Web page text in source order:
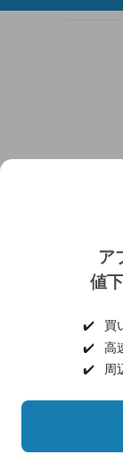
ア
値
✔️
買
✔️
高
✔️
周
個
ヘ